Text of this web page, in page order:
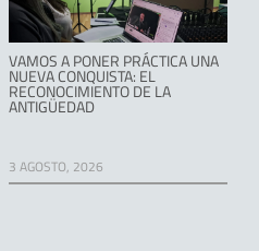
VAMOS A PONER PRÁCTICA UNA
NUEVA CONQUISTA: EL
RECONOCIMIENTO DE LA
ANTIGÜEDAD
3 AGOSTO, 2026